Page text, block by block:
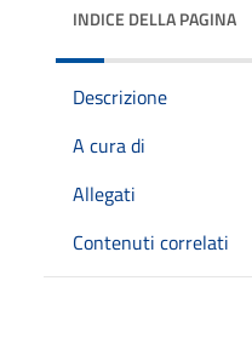
INDICE DELLA PAGINA
Descrizione
A cura di
Allegati
Contenuti correlati